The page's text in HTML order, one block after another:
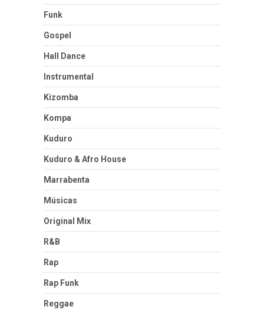
Funk
Gospel
Hall Dance
Instrumental
Kizomba
Kompa
Kuduro
Kuduro & Afro House
Marrabenta
Músicas
Original Mix
R&B
Rap
Rap Funk
Reggae